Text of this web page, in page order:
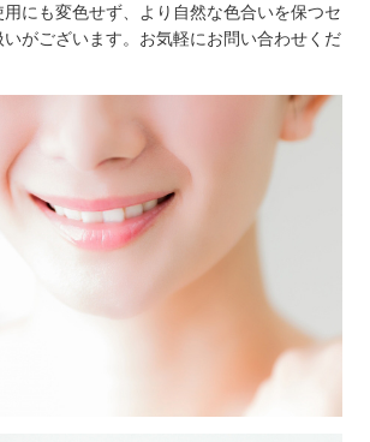
にも変色せず、より自然な色合いを保つセ
がございます。お気軽にお問い合わせくだ